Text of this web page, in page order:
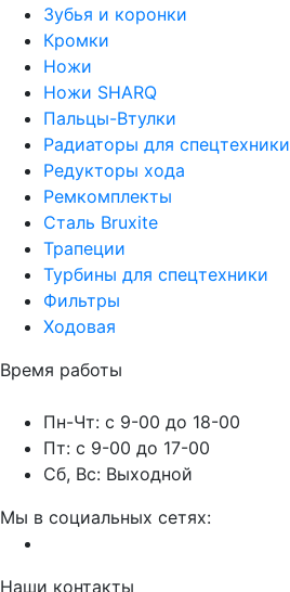
Зубья и коронки
Кромки
Ножи
Ножи SHARQ
Пальцы-Втулки
Радиаторы для спецтехники
Редукторы хода
Ремкомплекты
Сталь Bruxite
Трапеции
Турбины для спецтехники
Фильтры
Ходовая
Время работы
Пн-Чт: с 9-00 до 18-00
Пт: с 9-00 до 17-00
Сб, Вс: Выходной
Мы в социальных сетях:
Наши контакты